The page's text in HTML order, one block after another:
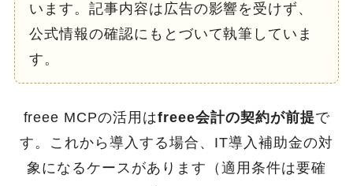
います。記事内容は広告の影響を受けず、
公式情報の確認にもとづいて執筆していま
す。
freee MCPの活用はfreee会計の契約が前提で
す。これから導入する場合、IT導入補助金の対
象になるケースがあります（適用条件は要確